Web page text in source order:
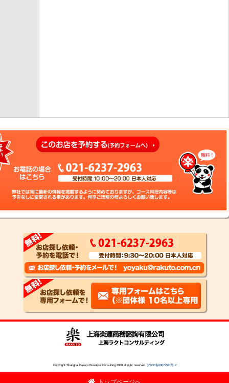
Copyright Shanghai Rakuto Business Consulting 2008 all right reserved. 沪ICP备09072581号-2